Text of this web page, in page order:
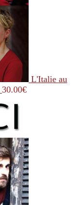
L'Italie au
30.00€